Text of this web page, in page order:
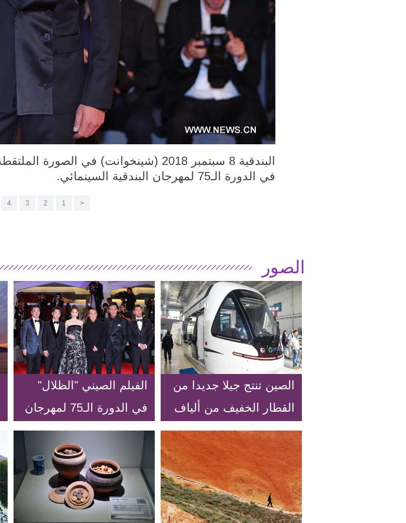
البندقية 8 سبتمبر 2018 (شينخوانت) في الصورة الملتقطة يوم 6 سبتمبر 2018، الممثل الصيني
في الدورة الـ75 لمهرجان البندقية السينمائي.
<
1
2
3
4
الصور
الصين تنتج جيلا جديدا من
القطار الخفيف من ألياف
الكربون
الفيلم الصيني "الظلال"
في الدورة الـ75 لمهرجان
البندقية السينمائي الدولي